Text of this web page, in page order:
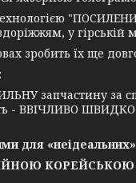
у гірській
зробить їх ще
:
запчастину за
- ВВІЧЛИВО ШВИДКО
для